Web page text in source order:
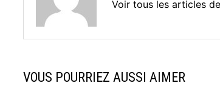
Voir tous les articles
VOUS POURRIEZ AUSSI AIMER